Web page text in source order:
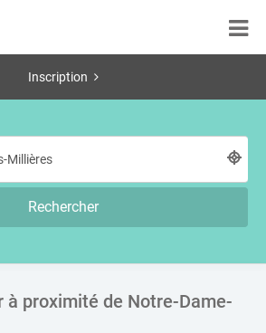
Inscription
Rechercher
à proximité de Notre-Dame-